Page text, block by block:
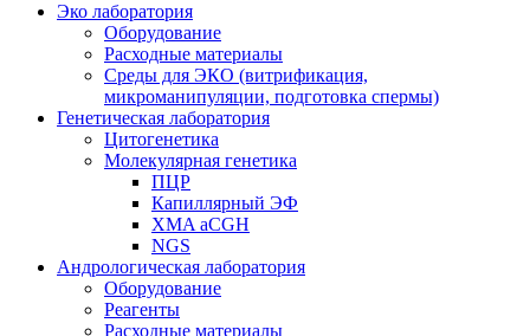
Эко лаборатория
Оборудование
Расходные материалы
Среды для ЭКО (витрификация,
микроманипуляции, подготовка спермы)
Генетическая лаборатория
Цитогенетика
Молекулярная генетика
ПЦР
Капиллярный ЭФ
XMA aCGH
NGS
Андрологическая лаборатория
Оборудование
Реагенты
Расходные материалы